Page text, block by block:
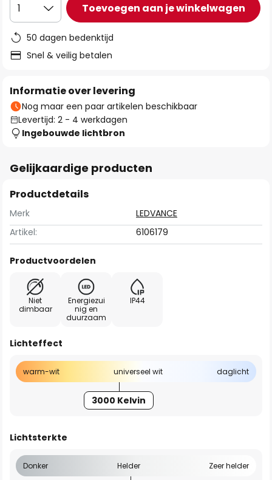
1 Toevoegen aan je winkelwagen
50 dagen bedenktijd
Snel & veilig betalen
Informatie over levering
Nog maar een paar artikelen beschikbaar
Levertijd: 2 - 4 werkdagen
Ingebouwde lichtbron
Gelijkaardige producten
Productdetails
Merk
LEDVANCE
Artikel:
6106179
Productvoordelen
Niet
dimbaar
Energiezui
nig en
duurzaam
IP44
Lichteffect
warm-wit universeel wit daglicht
3000 Kelvin
Lichtsterkte
Donker Helder Zeer helder